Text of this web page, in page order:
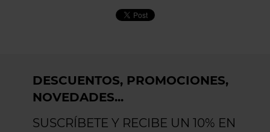
DESCUENTOS, PROMOCIONES,
NOVEDADES...
SUSCRÍBETE Y RECIBE UN 10% EN